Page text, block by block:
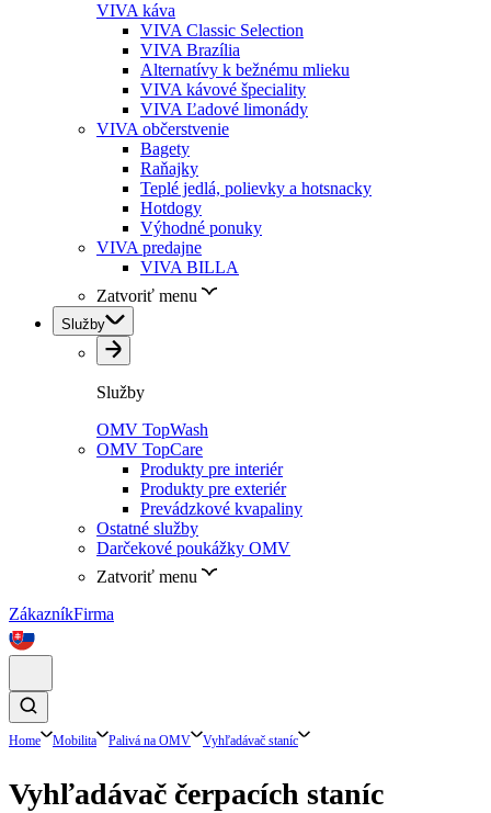
VIVA káva
VIVA Classic Selection
VIVA Brazília
Alternatívy k bežnému mlieku
VIVA kávové špeciality
VIVA Ľadové limonády
VIVA občerstvenie
Bagety
Raňajky
Teplé jedlá, polievky a hotsnacky
Hotdogy
Výhodné ponuky
VIVA predajne
VIVA BILLA
Zatvoriť menu
Služby
Služby
OMV TopWash
OMV TopCare
Produkty pre interiér
Produkty pre exteriér
Prevádzkové kvapaliny
Ostatné služby
Darčekové poukážky OMV
Zatvoriť menu
ZákazníkFirma
Home Mobilita Palivá na OMV Vyhľadávač staníc
Vyhľadávač čerpacích staníc